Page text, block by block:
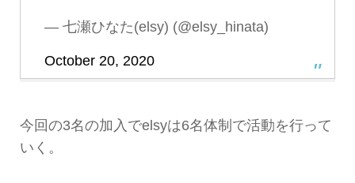
— 七瀬ひなた(elsy) (@elsy_hinata)
October 20, 2020
今回の3名の加入でelsyは6名体制で活動を行って
いく。